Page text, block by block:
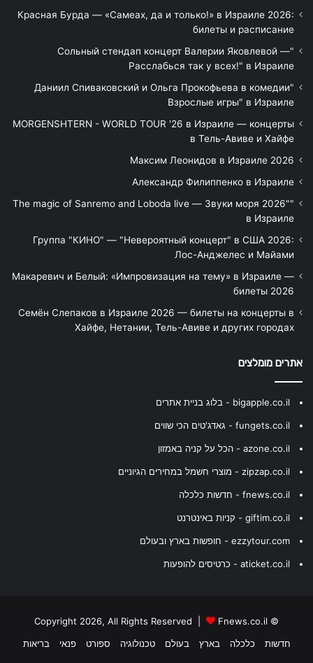
Красная Бурда — «Самеах, да и только!» в Израиле 2026:
билеты и расписание
"Сольный стендап концерт Валерии Яковлевой —
Расслабься так у всех!" в Израиле
"Даниил Спиваковский и Ольга Прокофьева в комедии
Взрослые игры" в Израиле
MORGENSHTERN - WORLD TOUR '26 в Израиле — концерты
в Тель-Авиве и Хайфе
Максим Леонидов в Израиле 2026
Александр Филиппенко в Израиле
"The magic of Sanremo and Loboda live — Звуки моря 2026"
в Израиле
Группа "КИНО" — "Невероятный концерт" в США 2026:
Лос-Анджелес и Майами
Макаревич и Белый: «Импровизация на тему» в Израиле —
билеты 2026
Семён Слепаков в Израиле 2026 — билеты на концерты в
Хайфе, Нетании, Тель-Авиве и других городах
אתרים מומלצים
bigapple.co.il - בלוג בניית אתרים
fungets.co.il - גאדג'טים הכי שווים
azone.co.il - הכל על קניה באמזון
zipzap.co.il - מוצרי חשמל במחירים הגיוניים
fnews.co.il - חדשות כלכלה
giftim.co.il - קניות באינטרנט
ezzytour.com - חופשות בארץ ובעולם
aticket.co.il - כרטיסים להופעות
© Copyright 2026, All Rights Reserved |
Fnews.co.il
חדשות
כלכלה בארץ בעולם טכנולוגיה ספורט פנאי בריאות